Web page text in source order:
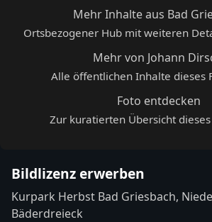
Mehr Inhalte aus Bad
Ortsbezogener Hub mit weiteren
Mehr von Johann
Alle öffentlichen Inhalte dieses
Foto entdecken
Zur kuratierten Übersicht
Bildlizenz erwerben
Kurpark Herbst Bad Griesbach,
Bäderdreieck